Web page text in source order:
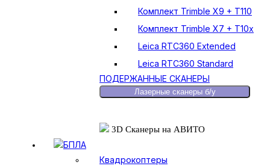
Комплект Trimble X9 + T110
Комплект Trimble X7 + T10x
Leica RTC360 Extended
Leica RTC360 Standard
ПОДЕРЖАННЫЕ СКАНЕРЫ
Лазерные сканеры б/у
3D Сканеры на АВИТО
БПЛА
Квадрокоптеры